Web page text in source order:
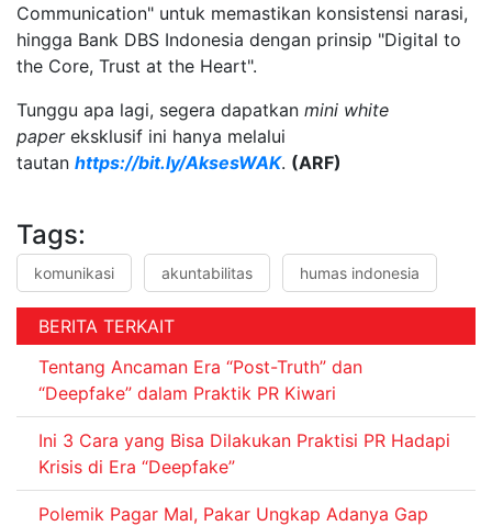
Communication" untuk memastikan konsistensi narasi,
hingga Bank DBS Indonesia dengan prinsip "Digital to
the Core, Trust at the Heart".
Tunggu apa lagi, segera dapatkan mini white
papereksklusif ini hanya melalui
tautan https://bit.ly/AksesWAK. (ARF)
Tags:
komunikasi akuntabilitas humas indonesia
BERITA TERKAIT
Tentang Ancaman Era “Post-Truth” dan
“Deepfake” dalam Praktik PR Kiwari
Ini 3 Cara yang Bisa Dilakukan Praktisi PR Hadapi
Krisis di Era “Deepfake”
Polemik Pagar Mal, Pakar Ungkap Adanya Gap